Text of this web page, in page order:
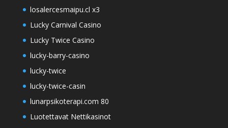
losalercesmaipu.cl x3
Lucky Carnival Casino
Lucky Twice Casino
lucky-barry-casino
lucky-twice
lucky-twice-casin
lunarpsikoterapi.com 80
Luotettavat Nettikasinot